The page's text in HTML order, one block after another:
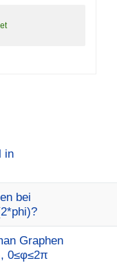
in
bei
Graphen
0≤φ≤2π